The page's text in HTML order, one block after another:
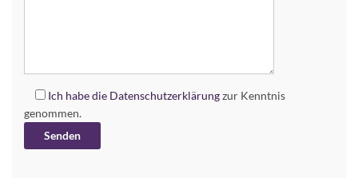
Ich habe die Datenschutzerklärungzur Kenntnis
genommen.